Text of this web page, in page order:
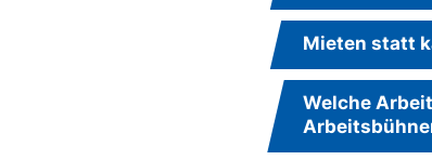
Mieten statt
Welche